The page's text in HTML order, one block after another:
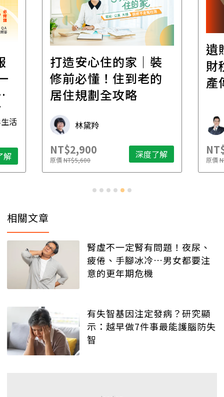
活
解
打造安心住的家｜裝
修前必懂！住到老的
居住規劃全攻略
林黛羚
NT$2,900
原價NT$5,600 深度了解
遺
財
產
原價
相關文章
腎虛不一定腎有問題！夜尿、
疲倦、手腳冰冷…男女都要注
意的更年期危機
有失智基因注定發病？研究顯
示：越早做7件事最能護腦防失
智